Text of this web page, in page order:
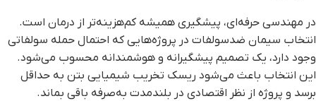
در مهندسی حرفه‌ای، پیشگیری همیشه کم‌هزینه‌تر از درمان است.
انتخاب سیمان ضدسولفات در پروژه‌هایی که احتمال حمله سولفاتی
وجود دارد، یک تصمیم پیشگیرانه و هوشمندانه محسوب می‌شود.
این انتخاب باعث می‌شود ریسک تخریب شیمیایی بتن به حداقل
برسد و پروژه از نظر اقتصادی در بلندمدت به‌صرفه باقی بماند.